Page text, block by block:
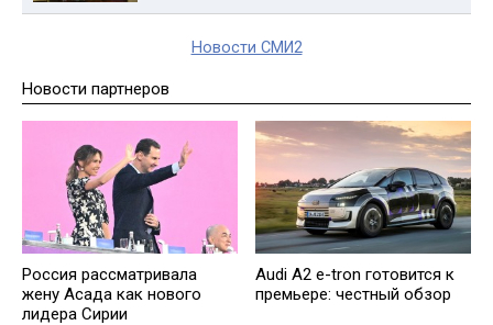
Новости СМИ2
Новости партнеров
Россия рассматривала
жену Асада как нового
лидера Сирии
Audi A2 e-tron готовится к
премьере: честный обзор